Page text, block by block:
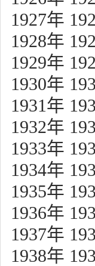
1927年
1928年
1929年
1930年
1931年
1932年
1933年
1934年
1935年
1936年
1937年
1938年